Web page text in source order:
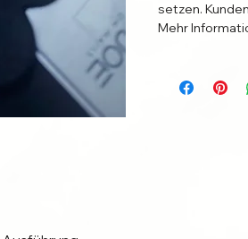
setzen.
Mehr